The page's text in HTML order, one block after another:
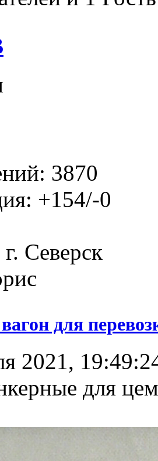
3870
+154/-0
Северск
для
2021,
для